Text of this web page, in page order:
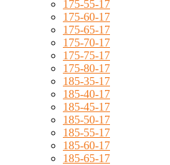
175-55-17
175-60-17
175-65-17
175-70-17
175-75-17
175-80-17
185-35-17
185-40-17
185-45-17
185-50-17
185-55-17
185-60-17
185-65-17